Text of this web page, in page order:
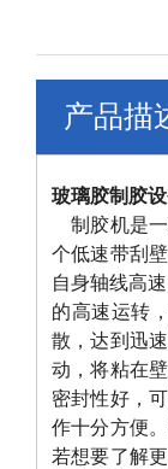
产品描
玻璃胶制胶
制胶机是一
个低速带刮
自身轴线高
的高速运转
散，达到迅
动，将粘在
密封性好，
作十分方便
若想要了解